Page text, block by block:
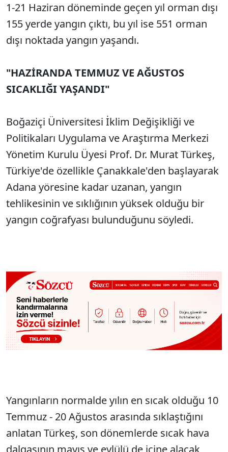
1-21 Haziran döneminde geçen yıl orman dışı
155 yerde yangın çıktı, bu yıl ise 551 orman
dışı noktada yangın yaşandı.
"HAZİRANDA TEMMUZ VE AĞUSTOS
SICAKLIĞI YAŞANDI"
Boğaziçi Üniversitesi İklim Değişikliği ve
Politikaları Uygulama ve Araştırma Merkezi
Yönetim Kurulu Üyesi Prof. Dr. Murat Türkeş,
Türkiye'de özellikle Çanakkale'den başlayarak
Adana yöresine kadar uzanan, yangın
tehlikesinin ve sıklığının yüksek olduğu bir
yangın coğrafyası bulunduğunu söyledi.
Yangınların normalde yılın en sıcak olduğu 10
Temmuz - 20 Ağustos arasında sıklaştığını
anlatan Türkeş, son dönemlerde sıcak hava